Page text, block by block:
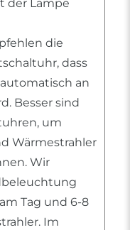
der Lampe
die
dass
an
Besser sind
um
Wärmestrahler
Wir
Tag und 6-8
Im